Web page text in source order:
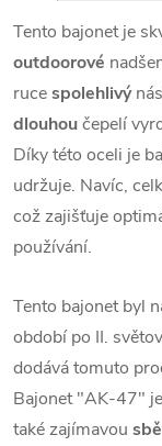
Tento bajonet je
outdoorové
rucespolehlivý
dlouhoučepelí
Díky této oceli je
udržuje. Navíc,
což zajišťuje
používání.
Tento bajonet byl
období po II.
dodává tomuto
Bajonet "AK-47"
také zajímavou